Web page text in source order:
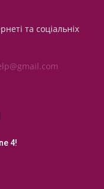
та соціальніх
4!